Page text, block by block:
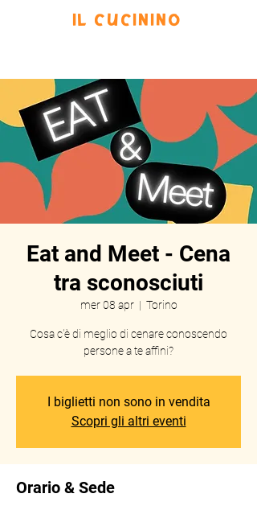
IL CUCININO
Eat and Meet - Cena
tra sconosciuti
mer 08 apr
  |
Torino
Cosa c'è di meglio di cenare conoscendo
persone a te affini?
I biglietti non sono in vendita
Scopri gli altri eventi
Orario & Sede